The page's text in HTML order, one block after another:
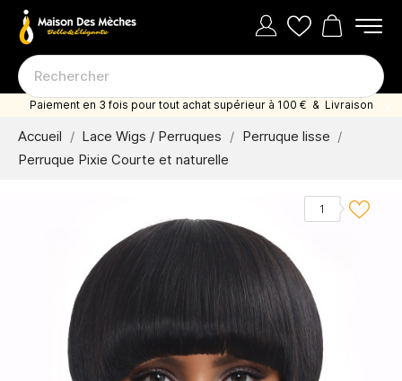
Paiement en 3 fois pour tout achat supérieur à 100 € & Livraison
offerte dès 35 euro d'achat
Accueil Lace Wigs / Perruques
Perruque lisse
Perruque Pixie Courte et naturelle
1